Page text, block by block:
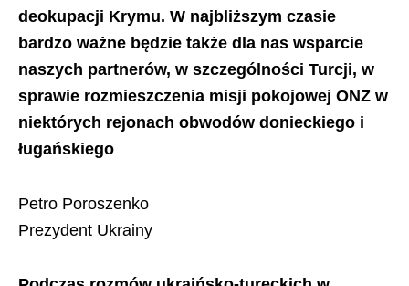
deokupacji Krymu. W najbliższym czasie
bardzo ważne będzie także dla nas wsparcie
naszych partnerów, w szczególności Turcji, w
sprawie rozmieszczenia misji pokojowej ONZ w
niektórych rejonach obwodów donieckiego i
ługańskiego
Petro Poroszenko
Prezydent Ukrainy